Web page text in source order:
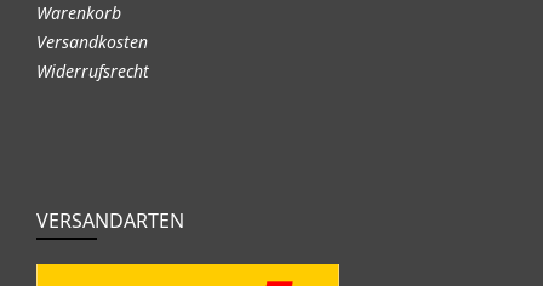
Warenkorb
Versandkosten
Widerrufsrecht
VERSANDARTEN